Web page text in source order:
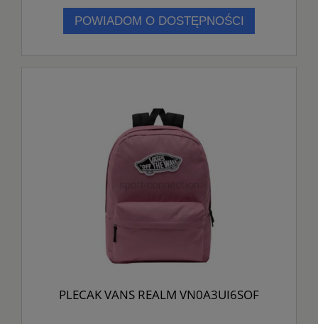
POWIADOM O DOSTĘPNOŚCI
PLECAK VANS REALM VN0A3UI6SOF